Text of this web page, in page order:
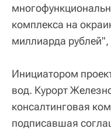
комплекса на
миллиарда
Инициатором
вод. Курорт
консалтинговая
подписавшая